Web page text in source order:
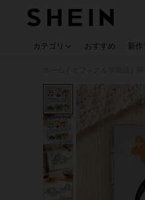
カテゴリ おすすめ 新